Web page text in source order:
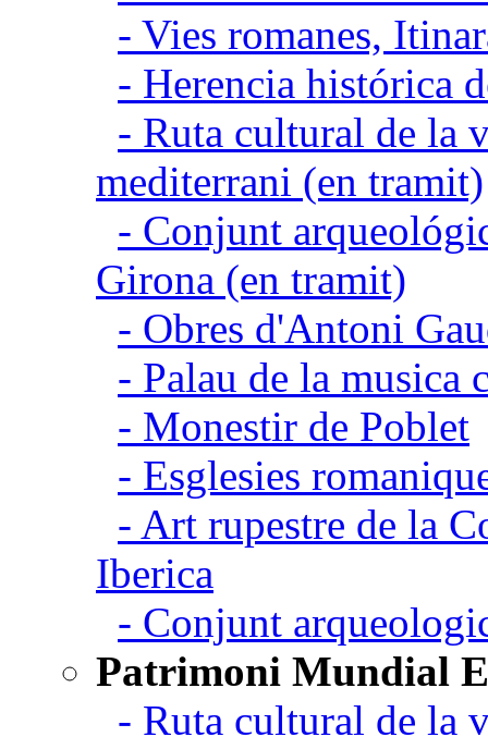
- Vies romanes,
- Herencia histórica
- Ruta cultural de la
mediterrani (en tramit)
- Conjunt
Girona (en tramit)
- Obres d'Antoni
- Palau de la musica
- Monestir de Poblet
- Esglesies
- Art rupestre de la
Iberica
- Conjunt
Patrimoni Mundial
- Ruta cultural de la